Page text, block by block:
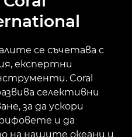
се съчетава с
експертни
Coral
селективни
за да ускори
и да
на нашите океани и